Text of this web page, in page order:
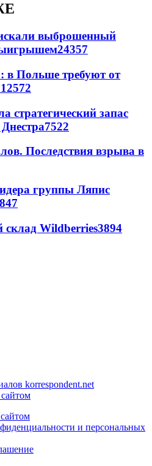
выброшенный
24357
в Польше требуют от
12572
стратегический запас
7522
Последствия взрыва в
группы Ляпис
склад Wildberries3894
korrespondent.net
и персональных